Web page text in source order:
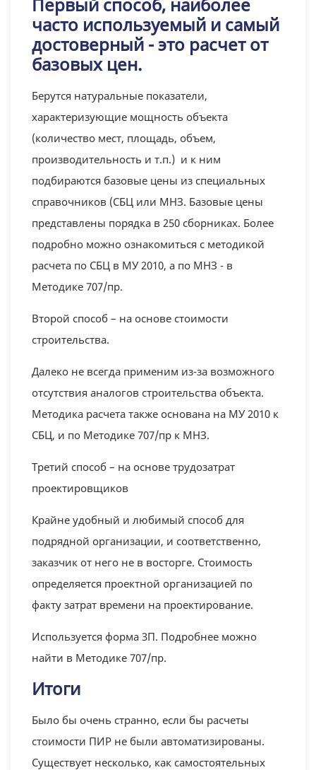
часто используемый и самый
достоверный - это расчет от
базовых цен.
Берутся натуральные показатели,
характеризующие мощность объекта
(количество мест, площадь, объем,
производительность и т.п.) и к ним
подбираются базовые цены из специальных
справочников (СБЦ или МНЗ. Базовые цены
представлены порядка в 250 сборниках. Более
подробно можно ознакомиться с методикой
расчета по СБЦ в МУ 2010, а по МНЗ - в
Методике 707/пр.
Второй способ – на основе стоимости
строительства.
Далеко не всегда применим из-за возможного
отсутствия аналогов строительства объекта.
Методика расчета также основана на МУ 2010 к
СБЦ, и по Методике 707/пр к МНЗ.
Третий способ – на основе трудозатрат
проектировщиков
Крайне удобный и любимый способ для
подрядной организации, и соответственно,
заказчик от него не в восторге. Стоимость
определяется проектной организацией по
факту затрат времени на проектирование.
Используется форма 3П. Подробнее можно
найти в Методике 707/пр.
Итоги
Было бы очень странно, если бы расчеты
стоимости ПИР не были автоматизированы.
Существует несколько, как самостоятельных